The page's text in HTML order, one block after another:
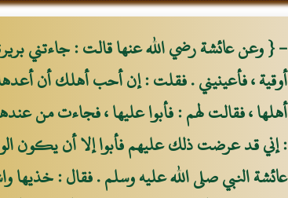
- { وعن عائشة رضي الله عنها قالت : جاءتني
أوقية ، فأعينيني . فقلت : إن أحب أهلك أن
أهلها ، فقالت لهم : فأبوا عليها ، فجاءت من
: إني قد عرضت ذلك عليهم فأبوا إلا أن يكون
عائشة النبي صلى الله عليه وسلم . فقال : خذيها